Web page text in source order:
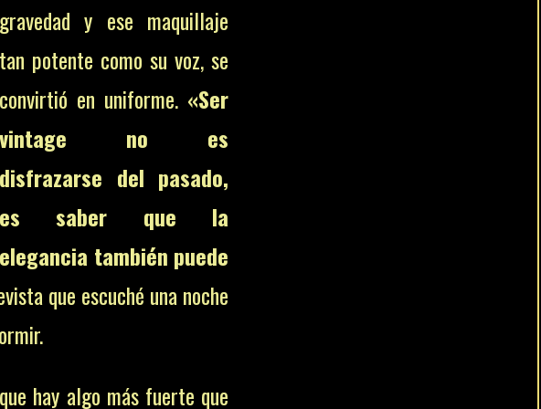
gravedad y ese maquillaje
tan potente como su voz, se
convirtió en uniforme. «Ser
vintage no es
disfrazarse del pasado,
es saber que la
elegancia también puede
que escuché una noche
hay algo más fuerte que